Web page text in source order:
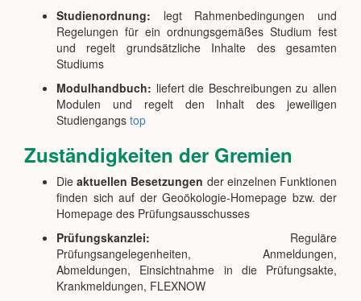
Studienordnung: legt Rahmenbedingungen und
Regelungen für ein ordnungsgemäßes Studium fest
und regelt grundsätzliche Inhalte des gesamten
Studiums
Modulhandbuch: liefert die Beschreibungen zu allen
Modulen und regelt den Inhalt des jeweiligen
Studiengangs top
Zuständigkeiten der Gremien
Dieaktuellen Besetzungen der einzelnen Funktionen
finden sich auf der Geoökologie-Homepage bzw. der
Homepage des Prüfungsausschusses
Prüfungskanzlei: Reguläre
Prüfungsangelegenheiten, Anmeldungen,
Abmeldungen, Einsichtnahme in die Prüfungsakte,
Krankmeldungen, FLEXNOW